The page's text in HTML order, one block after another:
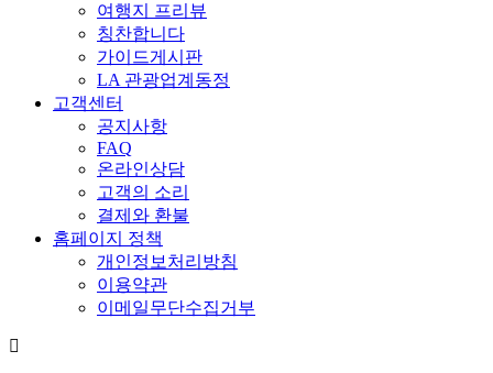
여행지 프리뷰
칭찬합니다
가이드게시판
LA 관광업계동정
고객센터
공지사항
FAQ
온라인상담
고객의 소리
결제와 환불
홈페이지 정책
개인정보처리방침
이용약관
이메일무단수집거부